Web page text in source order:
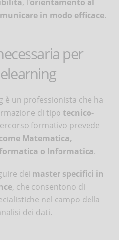
, l'orientamento al
in modo efficace.
per
è un professionista che ha
di tipo tecnico-
formativo prevede
Matematica,
o Informatica.
dei master specifici in
, che consentono di
nel campo della
dei dati.